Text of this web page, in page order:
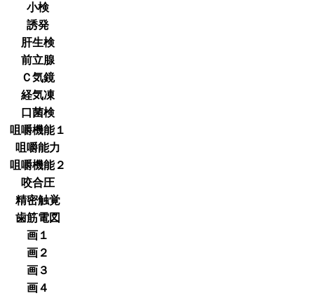
小検
誘発
肝生検
前立腺
Ｃ気鏡
経気凍
口菌検
咀嚼機能１
咀嚼能力
咀嚼機能２
咬合圧
精密触覚
歯筋電図
画１
画２
画３
画４